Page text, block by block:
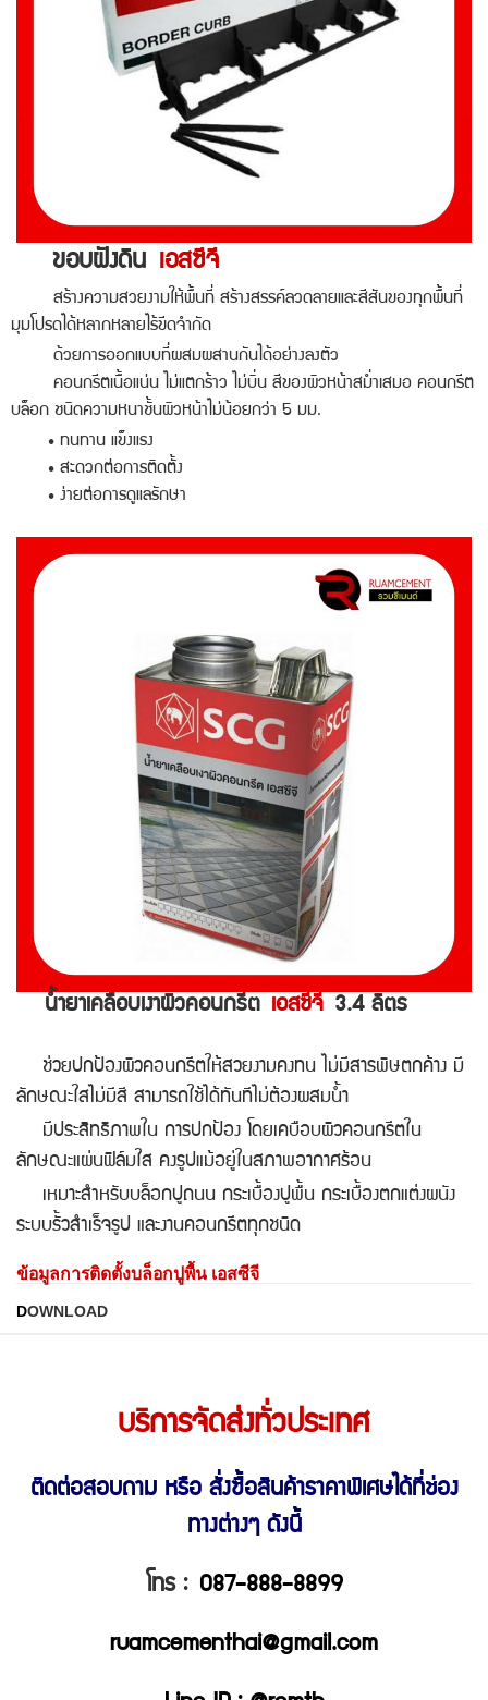
ขอบฝังดิน เอสซีจี
สร้างความสวยงามให้พื้นที่ สร้างสรรค์ลวดลายและสีสันของทุกพื้นที่
มุมโปรดได้หลากหลายไร้ขีดจำกัด
ด้วยการออกแบบที่ผสมผสานกันได้อย่างลงตัว
คอนกรีตเนื้อแน่น ไม่แตกร้าว ไม่บิ่น สีของผิวหน้าสม่ำเสมอ คอนกรีต
บล็อก ชนิดความหนาชั้นผิวหน้าไม่น้อยกว่า 5 มม.
• ทนทาน แข็งแรง
• สะดวกต่อการติดตั้ง
• ง่ายต่อการดูแลรักษา
น้ำยาเคลือบเงาผิวคอนกรีต เอสซีจี 3.4 ลิตร
ช่วยปกป้องผิวคอนกรีตให้สวยงามคงทน ไม่มีสารพิษตกค้าง มี
ลักษณะใสไม่มีสี สามารถใช้ได้ทันทีไม่ต้องผสมน้ำ
มีประสิทธิภาพใน การปกป้อง โดยเคบือบผิวคอนกรีตใน
ลักษณะแผ่นฟิล์มใส คงรูปแม้อยู่ในสภาพอากาศร้อน
เหมาะสำหรับบล็อกปูถนน กระเบื้องปูพื้น กระเบื้องตกแต่งผนัง
ระบบรั้วสำเร็จรูป และงานคอนกรีตทุกชนิด
ข้อมูลการติดตั้งบล็อกปูพื้น เอสซีจี
DOWNLOAD
บริการจัดส่งทั่วประเทศ
ติดต่อสอบถาม หรือ สั่งซื้อสินค้าราคาพิเศษได้ที่ช่อง
ทางต่างๆ ดังนี้
โทร : 087-888-8899
ruamcementhai@gmail.com